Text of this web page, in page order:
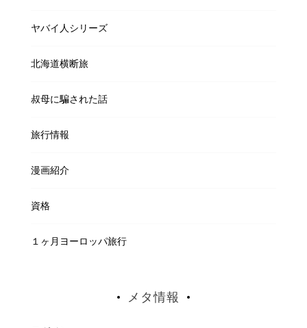
ヤバイ人シリーズ
北海道横断旅
叔母に騙された話
旅行情報
漫画紹介
資格
１ヶ月ヨーロッパ旅行
メタ情報